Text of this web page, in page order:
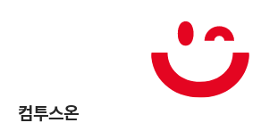
컴투스온